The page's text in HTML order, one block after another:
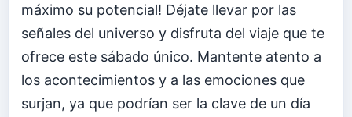
máximo su potencial! Déjate llevar por las
señales del universo y disfruta del viaje que te
ofrece este sábado único. Mantente atento a
los acontecimientos y a las emociones que
surjan, ya que podrían ser la clave de un día